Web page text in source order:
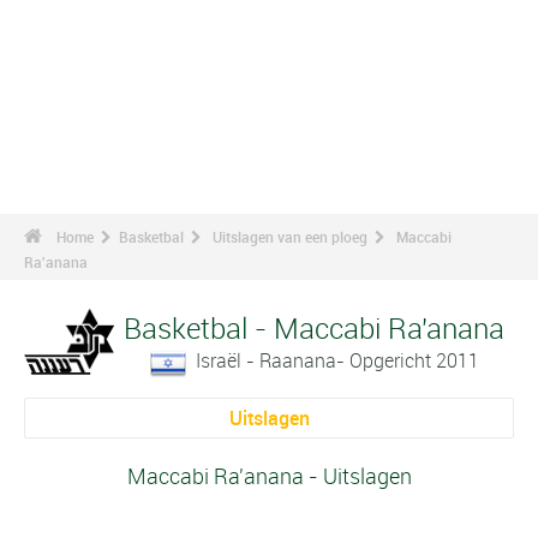
Home Basketbal Uitslagen van een ploeg
Maccabi
Ra'anana
Basketbal - Maccabi Ra'anana
Israël - Raanana- Opgericht 2011
Uitslagen
Maccabi Ra'anana - Uitslagen